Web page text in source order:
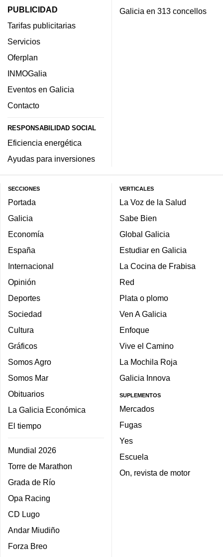
PUBLICIDAD
Tarifas publicitarias
Servicios
Oferplan
INMOGalia
Eventos en Galicia
Contacto
RESPONSABILIDAD SOCIAL
Eficiencia energética
Ayudas para inversiones
Galicia en 313 concellos
SECCIONES
Portada
Galicia
Economía
España
Internacional
Opinión
Deportes
Sociedad
Cultura
Gráficos
Somos Agro
Somos Mar
Obituarios
La Galicia Económica
El tiempo
Mundial 2026
Torre de Marathon
Grada de Río
Opa Racing
CD Lugo
Andar Miudiño
Forza Breo
VERTICALES
La Voz de la Salud
Sabe Bien
Global Galicia
Estudiar en Galicia
La Cocina de Frabisa
Red
Plata o plomo
Ven A Galicia
Enfoque
Vive el Camino
La Mochila Roja
Galicia Innova
SUPLEMENTOS
Mercados
Fugas
Yes
Escuela
On, revista de motor